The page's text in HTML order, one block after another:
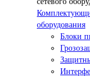
оборудования
Блоки